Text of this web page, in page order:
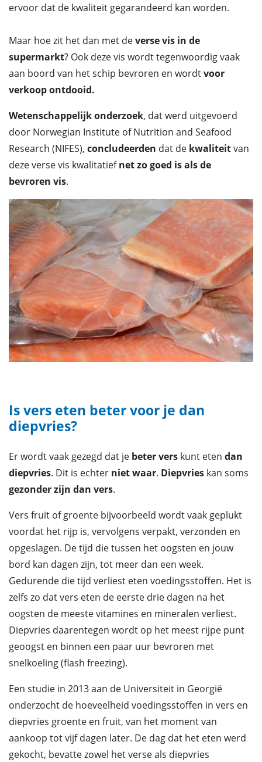
ervoor dat de kwaliteit gegarandeerd kan worden.
Maar hoe zit het dan met deverse vis in de
supermarkt? Ook deze vis wordt tegenwoordig vaak
aan boord van het schip bevroren en wordtvoor
verkoop ontdooid.
Wetenschappelijk onderzoek, dat werd uitgevoerd
door Norwegian Institute of Nutrition and Seafood
Research (NIFES), concludeerden dat de kwaliteitvan
deze verse vis kwalitatiefnet zo goed is als de
bevroren vis.
Is vers eten beter voor je dan
diepvries?
Er wordt vaak gezegd dat je beter vers kunt eten dan
diepvries. Dit is echter niet waar. Diepvries kan soms
gezonder zijn dan vers.
Vers fruit of groente bijvoorbeeld wordt vaak geplukt
voordat het rijp is, vervolgens verpakt, verzonden en
opgeslagen. De tijd die tussen het oogsten en jouw
bord kan dagen zijn, tot meer dan een week.
Gedurende die tijd verliest eten voedingsstoffen. Het is
zelfs zo dat vers eten de eerste drie dagen na het
oogsten de meeste vitamines en mineralen verliest.
Diepvries daarentegen wordt op het meest rijpe punt
geoogst en binnen een paar uur bevroren met
snelkoeling (flash freezing).
Een studie in 2013 aan de Universiteit in Georgië
onderzocht de hoeveelheid voedingsstoffen in vers en
diepvries groente en fruit, van het moment van
aankoop tot vijf dagen later. De dag dat het eten werd
gekocht, bevatte zowel het verse als diepvries